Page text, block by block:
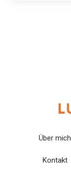
Über mich
Kontakt